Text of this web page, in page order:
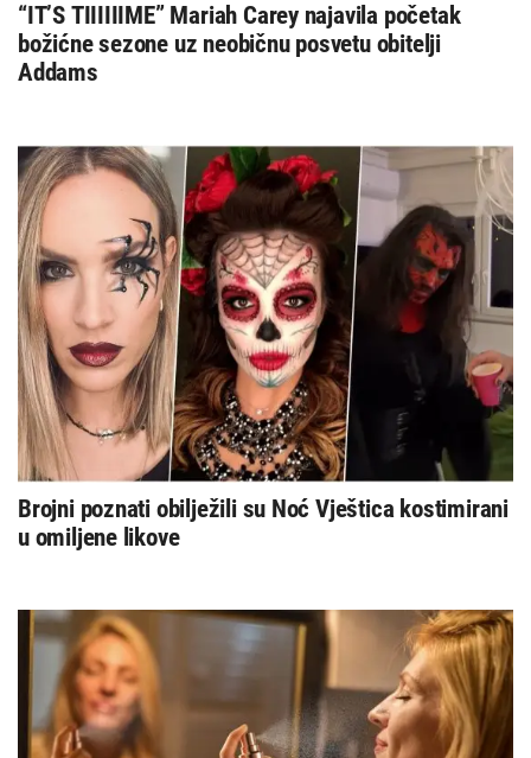
“IT’S TIIIIIIME” Mariah Carey najavila početak
božićne sezone uz neobičnu posvetu obitelji
Addams
Brojni poznati obilježili su Noć Vještica kostimirani
u omiljene likove